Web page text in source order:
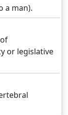
a man).
or legislative